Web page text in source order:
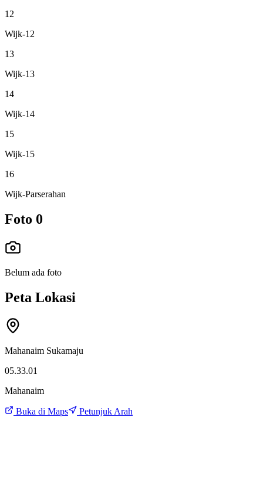
12
Wijk-12
13
Wijk-13
14
Wijk-14
15
Wijk-15
16
Wijk-Parserahan
Foto 0
Belum ada foto
Peta Lokasi
Mahanaim Sukamaju
05.33.01
Mahanaim
Buka di Maps Petunjuk Arah